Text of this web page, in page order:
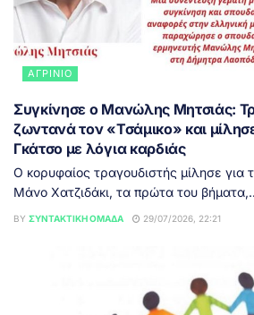
ΑΓΡΊΝΙΟ
Συγκίνησε ο Μανώλης Μητσιάς:
ζωντανά τον «Τσάμικο» και
Γκάτσο με λόγια καρδιάς
Ο κορυφαίος τραγουδιστής μίλησε για
Μάνο Χατζιδάκι, τα πρώτα του
BY ΣΥΝΤΑΚΤΙΚΉ ΟΜΆΔΑ 29/07/2026, 22:21